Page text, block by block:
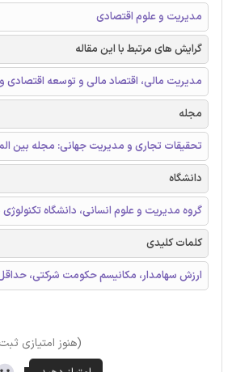
مدیریت و علوم اقتصادی
گرایش های مرتبط با این مقاله
مدیریت مالی، اقتصاد مالی و توسعه اقتصادی و
مجله
تحقیقات تجاری و مدیریت جهانی: مجله بین
دانشگاه
گروه مدیریت و علوم انسانی، دانشگاه
کلمات کلیدی
ارزش سهامدار، مکانیسم حکومت شرکتی،
(هنوز امتیازی